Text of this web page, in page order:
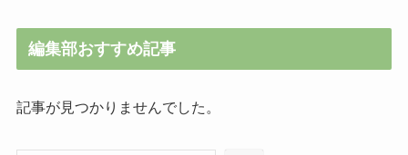
編集部おすすめ記事
記事が見つかりませんでした。